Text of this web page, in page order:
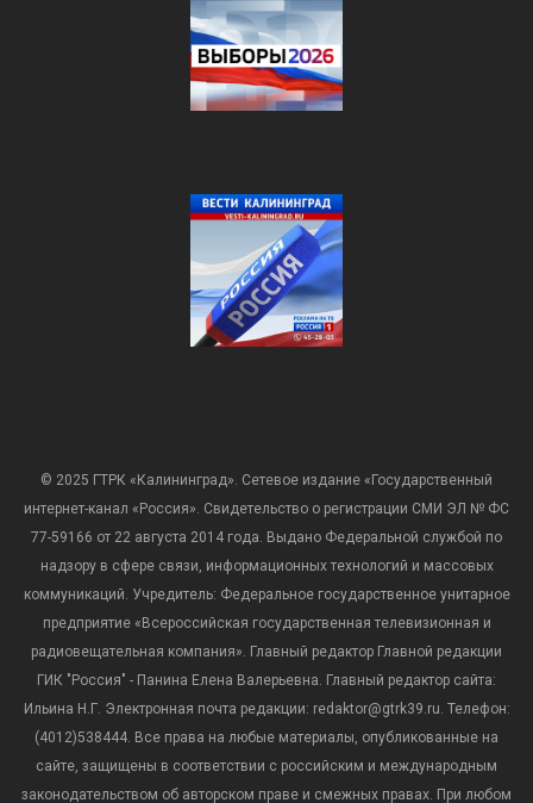
© 2025 ГТРК «Калининград». Сетевое издание «Государственный
интернет-канал «Россия». Свидетельство о регистрации СМИ ЭЛ № ФС
77-59166 от 22 августа 2014 года. Выдано Федеральной службой по
надзору в сфере связи, информационных технологий и массовых
коммуникаций. Учредитель: Федеральное государственное унитарное
предприятие «Всероссийская государственная телевизионная и
радиовещательная компания». Главный редактор Главной редакции
ГИК "Россия" - Панина Елена Валерьевна. Главный редактор сайта:
Ильина Н.Г. Электронная почта редакции: redaktor@gtrk39.ru. Телефон:
(4012)538444. Все права на любые материалы, опубликованные на
сайте, защищены в соответствии с российским и международным
законодательством об авторском праве и смежных правах. При любом